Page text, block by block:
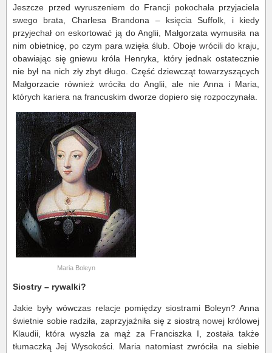
Jeszcze przed wyruszeniem do Francji pokochała przyjaciela
swego brata, Charlesa Brandona – księcia Suffolk, i kiedy
przyjechał on eskortować ją do Anglii, Małgorzata wymusiła na
nim obietnicę, po czym para wzięła ślub. Oboje wrócili do kraju,
obawiając się gniewu króla Henryka, który jednak ostatecznie
nie był na nich zły zbyt długo. Część dziewcząt towarzyszących
Małgorzacie również wróciła do Anglii, ale nie Anna i Maria,
których kariera na francuskim dworze dopiero się rozpoczynała.
Maria Boleyn
Siostry – rywalki?
Jakie były wówczas relacje pomiędzy siostrami Boleyn? Anna
świetnie sobie radziła, zaprzyjaźniła się z siostrą nowej królowej
Klaudii, która wyszła za mąż za Franciszka I, została także
tłumaczką Jej Wysokości. Maria natomiast zwróciła na siebie